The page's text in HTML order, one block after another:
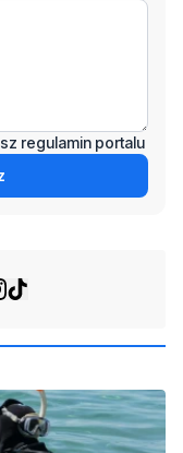
regulamin portalu